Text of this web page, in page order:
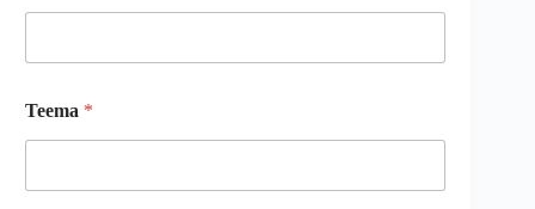
Teema *